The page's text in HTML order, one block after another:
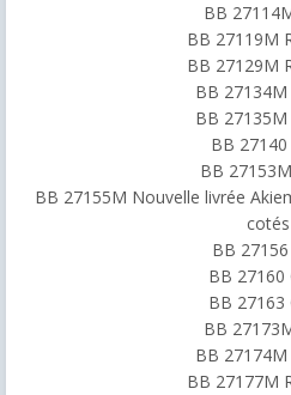
BB
BB 27119M
BB 27129M
BB 27134M
BB 27135M
BB 27140
BB
BB 27155M Nouvelle livrée
cotés
BB 27156
BB 27160
BB 27163
BB
BB 27174M
BB 27177M